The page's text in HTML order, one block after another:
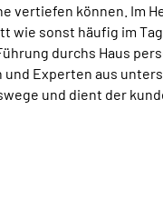
vertiefen können. Im
wie sonst häufig im
durchs Haus
Experten aus
und dient der